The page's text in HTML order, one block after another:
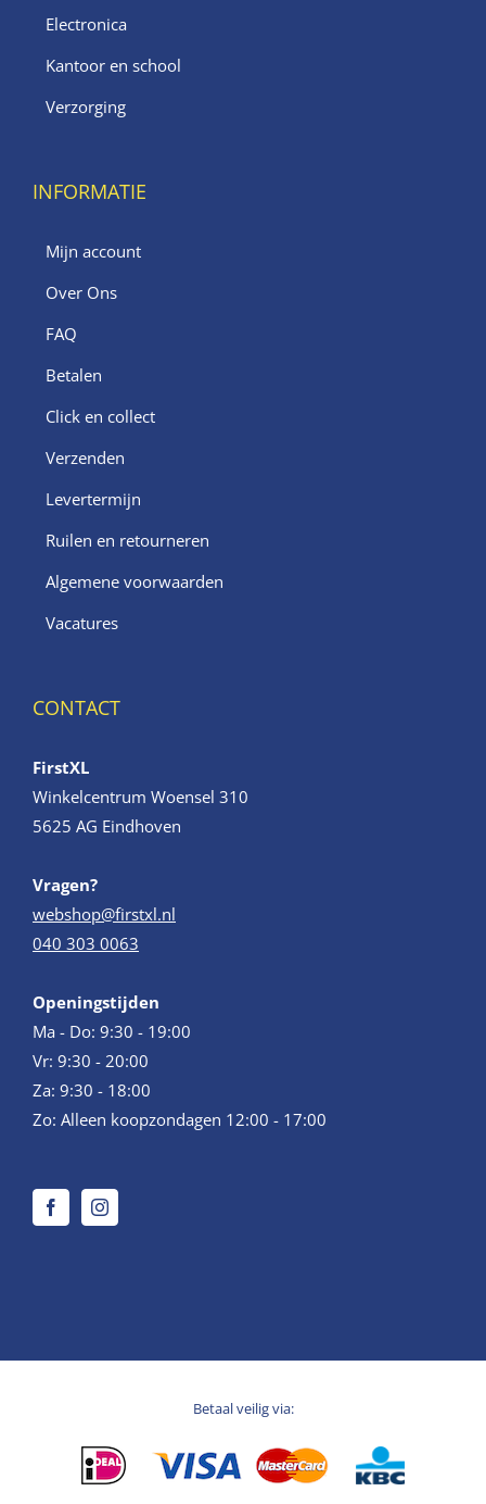
Electronica
Kantoor en school
Verzorging
INFORMATIE
Mijn account
Over Ons
FAQ
Betalen
Click en collect
Verzenden
Levertermijn
Ruilen en retourneren
Algemene voorwaarden
Vacatures
CONTACT
FirstXL
Winkelcentrum Woensel 310
5625 AG Eindhoven
Vragen?
webshop@firstxl.nl
040 303 0063
Openingstijden
Ma - Do: 9:30 - 19:00
Vr: 9:30 - 20:00
Za: 9:30 - 18:00
Zo: Alleen koopzondagen 12:00 - 17:00
Betaal veilig via: